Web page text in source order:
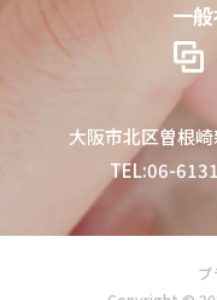
一
大阪市北区曽根
TEL:06-
プ